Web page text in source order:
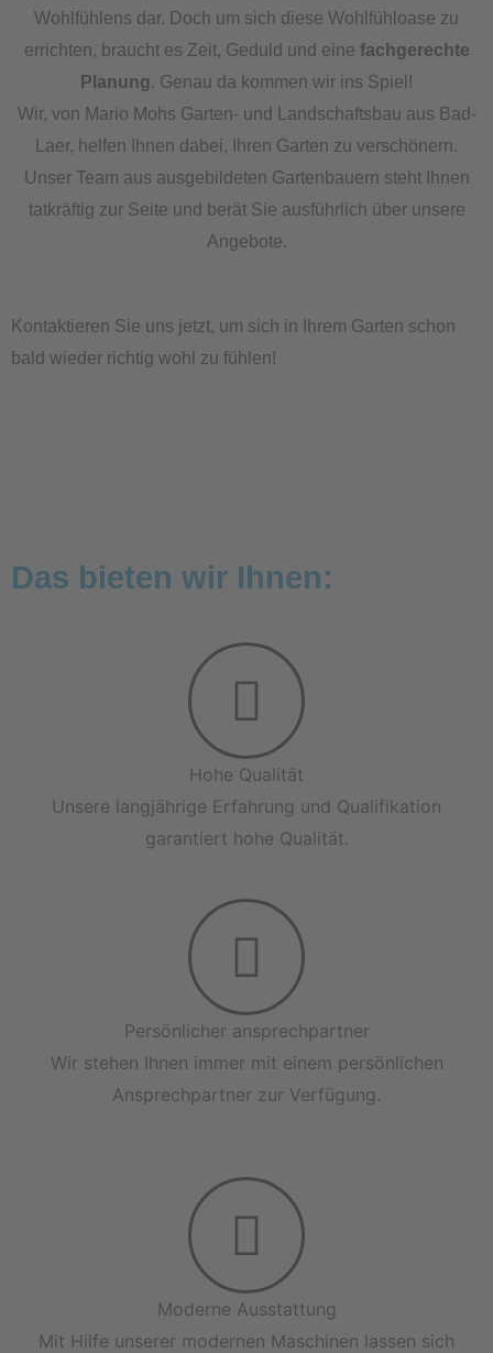
Wohlfühlens dar. Doch um sich diese Wohlfühloase zu
errichten, braucht es Zeit, Geduld und eine fachgerechte
Planung. Genau da kommen wir ins Spiel!
Wir, von Mario Mohs Garten- und Landschaftsbau aus Bad-
Laer, helfen Ihnen dabei, Ihren Garten zu verschönern.
Unser Team aus ausgebildeten Gartenbauern steht Ihnen
tatkräftig zur Seite und berät Sie ausführlich über unsere
Angebote.
Kontaktieren Sie uns jetzt, um sich in Ihrem Garten schon
bald wieder richtig wohl zu fühlen!
Das bieten wir Ihnen:
Hohe Qualität
Unsere langjährige Erfahrung und Qualifikation
garantiert hohe Qualität.
Persönlicher ansprechpartner
Wir stehen Ihnen immer mit einem persönlichen
Ansprechpartner zur Verfügung.
Moderne Ausstattung
Mit Hilfe unserer modernen Maschinen lassen sich